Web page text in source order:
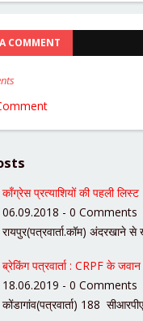
COMMENT
काँग्रेस प्रत्याशियों की पहली
06.09.2018 - 0 Comments
रायपुर(पत्रवार्ता.कॉम) अंदरखाने
ब्रेकिंग पत्रवार्ता : CRPF के
18.06.2019 - 0 Comments
कोंडागांव(पत्रवार्ता) 188